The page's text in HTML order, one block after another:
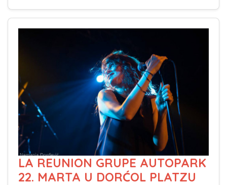
LA REUNION GRUPE AUTOPARK
22. MARTA U DORĆOL PLATZU